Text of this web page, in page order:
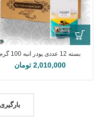
بسته 12 عددی پودر انبه 100 گرم
2,010,000 تومان